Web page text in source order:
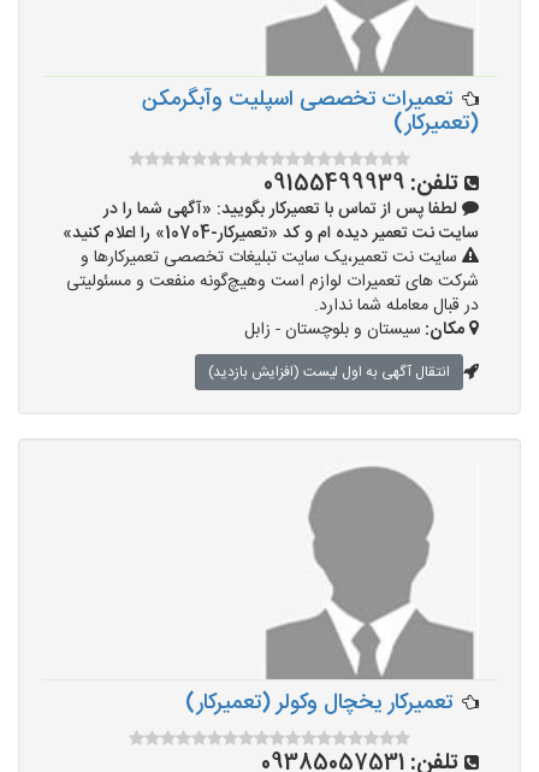
تعمیرات تخصصی اسپلیت وآبگرمکن
(تعمیرکار)
تلفن: 09155499939
لطفا پس از تماس با تعمیرکار بگویید: «آگهی شما را در
سایت نت تعمیر دیده ام و کد «تعمیرکار-10704» را اعلام کنید»
سایت نت تعمیر،یک سایت تبلیغات تخصصی تعمیرکارها و
شرکت های تعمیرات لوازم است وهیچ‌گونه منفعت و مسئولیتی
در قبال معامله شما ندارد.
مکان: سیستان و بلوچستان - زابل
انتقال آگهی به اول لیست (افزایش بازدید)
تعمیرکار یخچال وکولر (تعمیرکار)
تلفن: 09385057531